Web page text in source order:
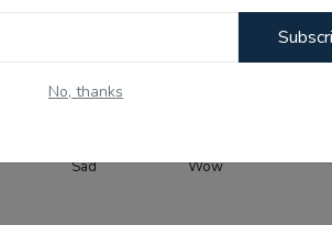
No, thanks
0
Sad Wow